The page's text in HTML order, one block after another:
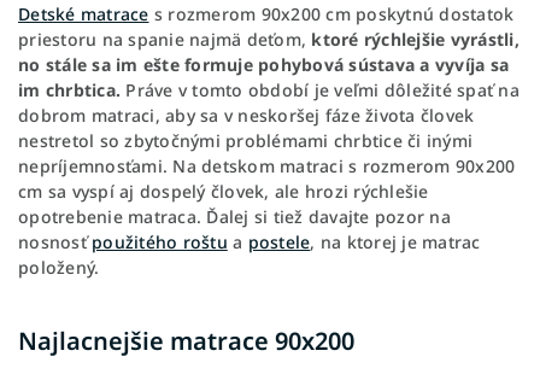
Detské matrace s rozmerom 90x200 cm poskytnú dostatok
priestoru na spanie najmä deťom, ktoré rýchlejšie vyrástli,
no stále sa im ešte formuje pohybová sústava a vyvíja sa
im chrbtica. Práve v tomto období je veľmi dôležité spať na
dobrom matraci, aby sa v neskoršej fáze života človek
nestretol so zbytočnými problémami chrbtice či inými
nepríjemnosťami. Na detskom matraci s rozmerom 90x200
cm sa vyspí aj dospelý človek, ale hrozi rýchlešie
opotrebenie matraca. Ďalej si tiež davajte pozor na
nosnosťpoužitého roštu a postele, na ktorej je matrac
položený.
Najlacnejšie matrace 90x200